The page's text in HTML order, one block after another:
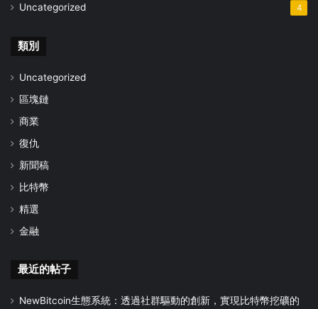
Uncategorized 4
類別
Uncategorized
區塊鏈
商業
復仇
新聞稿
比特幣
精選
金融
最近的帖子
NewBitcoin生態系統：透過社群驅動的創新，實現比特幣挖礦的